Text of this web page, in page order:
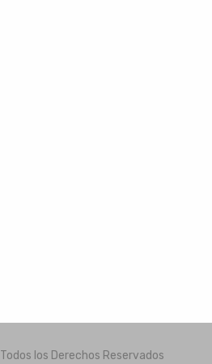
Todos los Derechos Reservados